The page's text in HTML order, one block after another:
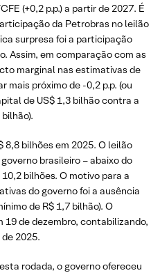
(+0,2 p.p.) a partir de 2027. É
da Petrobras no leilão
surpresa foi a participação
Assim, em comparação com as
marginal nas estimativas de
mais próximo de -0,2 p.p. (ou
de US$ 1,3 bilhão contra a
8,8 bilhões em 2025. O leilão
brasileiro – abaixo do
bilhões. O motivo para a
do governo foi a ausência
de R$ 1,7 bilhão). O
de dezembro, contabilizando,
2025.
rodada, o governo ofereceu